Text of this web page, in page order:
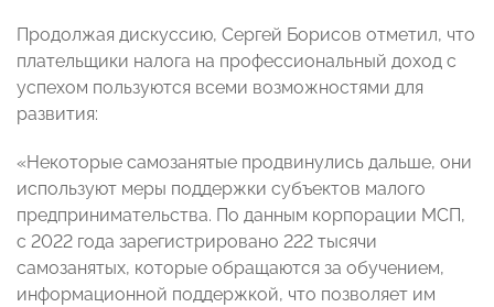
Продолжая дискуссию, Сергей Борисов отметил, что
плательщики налога на профессиональный доход с
успехом пользуются всеми возможностями для
развития:
«Некоторые самозанятые продвинулись дальше, они
используют меры поддержки субъектов малого
предпринимательства. По данным корпорации МСП,
с 2022 года зарегистрировано 222 тысячи
самозанятых, которые обращаются за обучением,
информационной поддержкой, что позволяет им